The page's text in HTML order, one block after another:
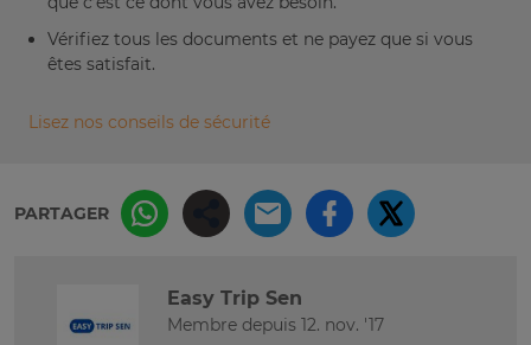
Vérifiez tous les documents et ne payez que si vous
êtes satisfait.
Lisez nos conseils de sécurité
PARTAGER
Easy Trip Sen
Membre depuis 12. nov. '17